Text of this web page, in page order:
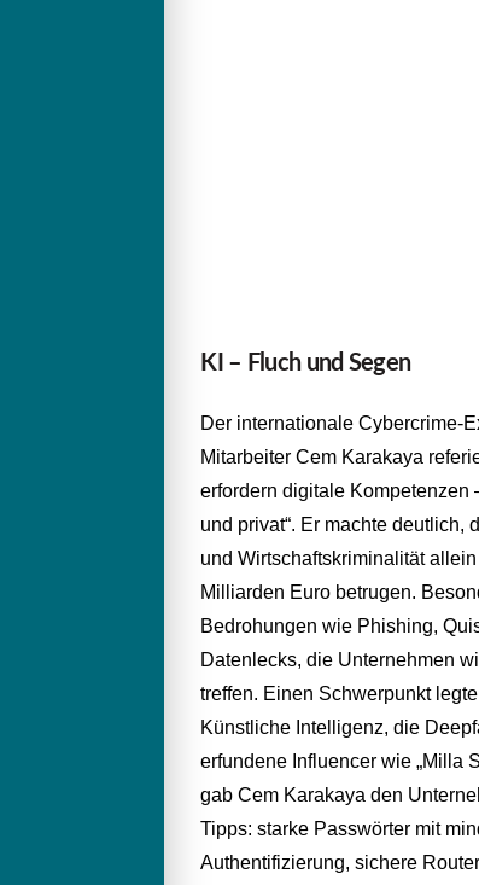
KI – Fluch und Segen
Der internationale Cybercrime-
Mitarbeiter Cem Karakaya
erfordern digitale Kompetenzen
und privat“. Er machte deutlich,
und Wirtschaftskriminalität
Milliarden Euro betrugen.
Bedrohungen wie Phishing,
Datenlecks, die Unternehmen
treffen. Einen Schwerpunkt
Künstliche Intelligenz, die
erfundene Influencer wie „Milla
gab Cem Karakaya den
Tipps: starke Passwörter mit
Authentifizierung, sichere